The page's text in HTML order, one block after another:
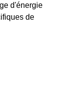
d'énergie
de